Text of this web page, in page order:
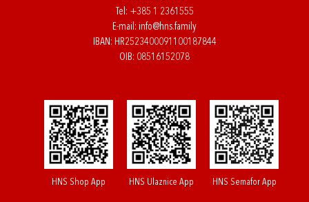
Tel: +385 1 2361555
E-mail: info@hns.family
IBAN: HR2523400091100187844
OIB: 08516152078
HNS Shop App HNS Ulaznice App HNS Semafor App